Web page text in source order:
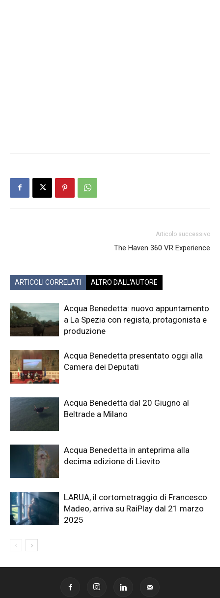
Articolo successivo
The Haven 360 VR Experience
ARTICOLI CORRELATI ALTRO DALL'AUTORE
Acqua Benedetta: nuovo appuntamento
a La Spezia con regista, protagonista e
produzione
Acqua Benedetta presentato oggi alla
Camera dei Deputati
Acqua Benedetta dal 20 Giugno al
Beltrade a Milano
Acqua Benedetta in anteprima alla
decima edizione di Lievito
LARUA, il cortometraggio di Francesco
Madeo, arriva su RaiPlay dal 21 marzo
2025